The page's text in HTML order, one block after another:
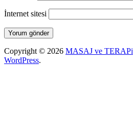
İnternet sitesi
Copyright © 2026 MASAJ ve TERAPi
WordPress.